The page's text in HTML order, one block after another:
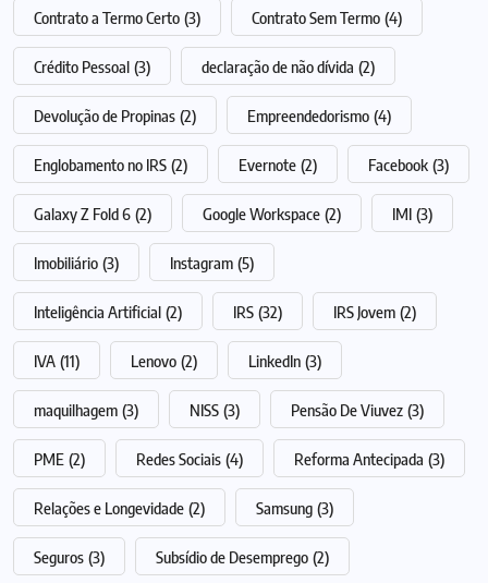
Contrato a Termo Certo (3) Contrato Sem Termo (4)
Crédito Pessoal (3) declaração de não dívida (2)
Devolução de Propinas (2) Empreendedorismo (4)
Englobamento no IRS (2) Evernote (2) Facebook (3)
Galaxy Z Fold 6 (2) Google Workspace (2) IMI (3)
Imobiliário (3) Instagram (5)
Inteligência Artificial (2) IRS (32) IRS Jovem (2)
IVA (11) Lenovo (2) LinkedIn (3)
maquilhagem (3) NISS (3) Pensão De Viuvez (3)
PME (2) Redes Sociais (4) Reforma Antecipada (3)
Relações e Longevidade (2) Samsung (3)
Seguros (3) Subsídio de Desemprego (2)